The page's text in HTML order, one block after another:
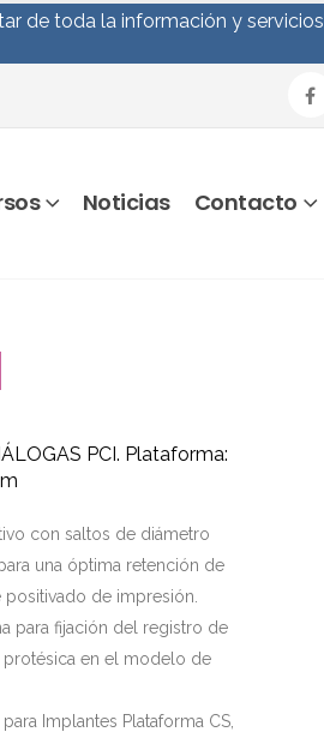
de toda la información y servicios
Noticias Contacto
PCI. Plataforma:
con saltos de diámetro
una óptima retención de
positivado de impresión.
para fijación del registro de
protésica en el modelo de
Implantes Plataforma CS,